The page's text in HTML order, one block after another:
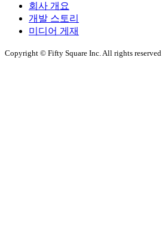
회사 개요
개발 스토리
미디어 게재
Copyright © Fifty Square Inc. All rights reserved